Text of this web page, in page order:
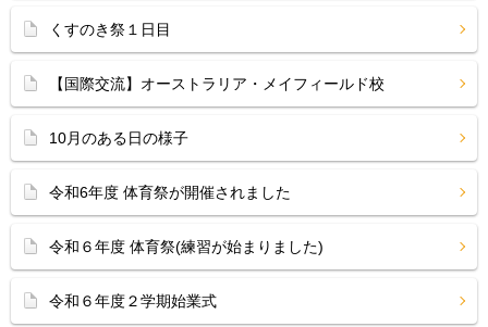
くすのき祭１日目
【国際交流】オーストラリア・メイフィールド校
10月のある日の様子
令和6年度 体育祭が開催されました
令和６年度 体育祭(練習が始まりました)
令和６年度２学期始業式